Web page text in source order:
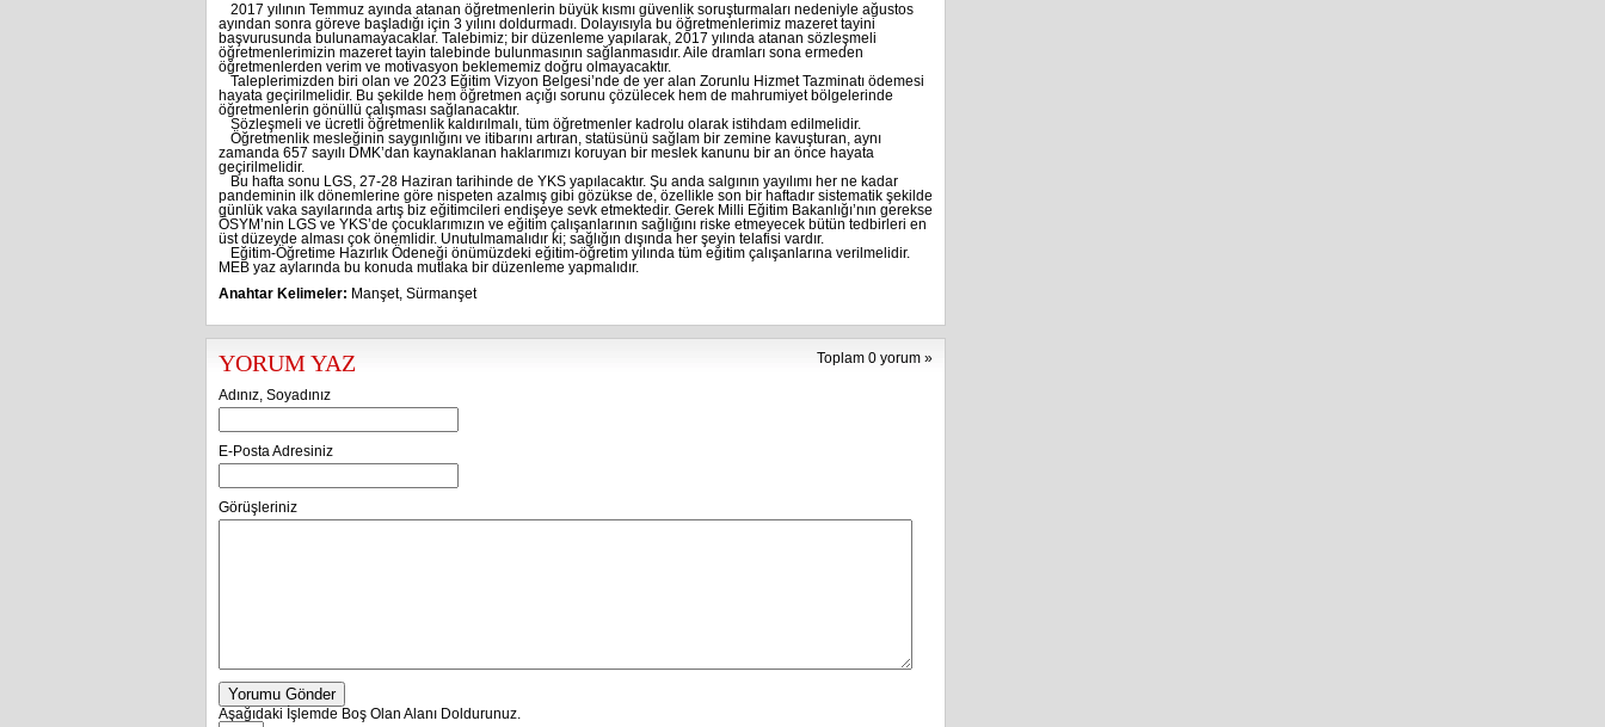
2017 yılının Temmuz ayında atanan öğretmenlerin büyük kısmı güvenlik soruşturmaları nedeniyle ağustos
ayından sonra göreve başladığı için 3 yılını doldurmadı. Dolayısıyla bu öğretmenlerimiz mazeret tayini
başvurusunda bulunamayacaklar. Talebimiz; bir düzenleme yapılarak, 2017 yılında atanan sözleşmeli
öğretmenlerimizin mazeret tayin talebinde bulunmasının sağlanmasıdır. Aile dramları sona ermeden
öğretmenlerden verim ve motivasyon beklememiz doğru olmayacaktır.
Taleplerimizden biri olan ve 2023 Eğitim Vizyon Belgesi’nde de yer alan Zorunlu Hizmet Tazminatı ödemesi
hayata geçirilmelidir. Bu şekilde hem öğretmen açığı sorunu çözülecek hem de mahrumiyet bölgelerinde
öğretmenlerin gönüllü çalışması sağlanacaktır.
Sözleşmeli ve ücretli öğretmenlik kaldırılmalı, tüm öğretmenler kadrolu olarak istihdam edilmelidir.
Öğretmenlik mesleğinin saygınlığını ve itibarını artıran, statüsünü sağlam bir zemine kavuşturan, aynı
zamanda 657 sayılı DMK’dan kaynaklanan haklarımızı koruyan bir meslek kanunu bir an önce hayata
geçirilmelidir.
Bu hafta sonu LGS, 27-28 Haziran tarihinde de YKS yapılacaktır. Şu anda salgının yayılımı her ne kadar
pandeminin ilk dönemlerine göre nispeten azalmış gibi gözükse de, özellikle son bir haftadır sistematik şekilde
günlük vaka sayılarında artış biz eğitimcileri endişeye sevk etmektedir. Gerek Milli Eğitim Bakanlığı’nın gerekse
ÖSYM’nin LGS ve YKS’de çocuklarımızın ve eğitim çalışanlarının sağlığını riske etmeyecek bütün tedbirleri en
üst düzeyde alması çok önemlidir. Unutulmamalıdır ki; sağlığın dışında her şeyin telafisi vardır.
Eğitim-Öğretime Hazırlık Ödeneği önümüzdeki eğitim-öğretim yılında tüm eğitim çalışanlarına verilmelidir.
MEB yaz aylarında bu konuda mutlaka bir düzenleme yapmalıdır.
Anahtar Kelimeler: Manşet, Sürmanşet
Toplam 0 yorum »
YORUM YAZ
Adınız, Soyadınız
E-Posta Adresiniz
Görüşleriniz
Yorumu Gönder
Aşağıdaki İşlemde Boş Olan Alanı Doldurunuz.